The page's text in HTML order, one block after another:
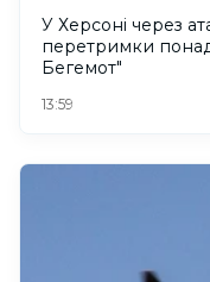
У Херсоні через
перетримки понад
Бегемот"
13:59